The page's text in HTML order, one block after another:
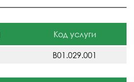
Код услуги
В01.029.001